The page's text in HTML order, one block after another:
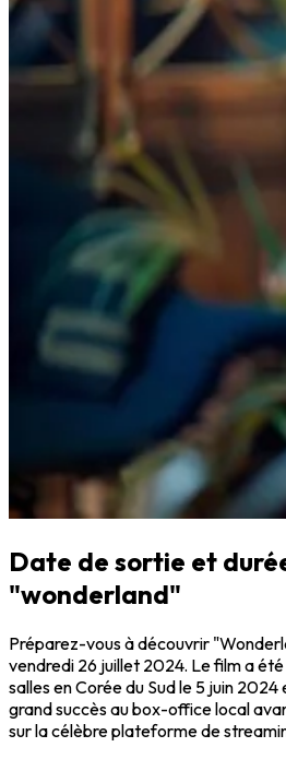
Date de sortie et
"wonderland"
Préparez-vous à découvrir
vendredi 26 juillet 2024. Le film a
salles en Corée du Sud le 5 juin
grand succès au box-office local
sur la célèbre plateforme de